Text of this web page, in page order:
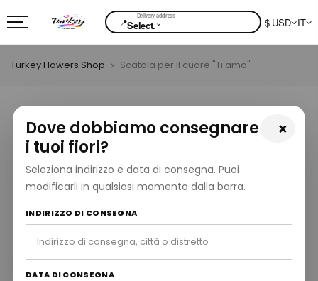
📍Select.⌄ $ USD IT
×
Dove dobbiamo consegnare
i tuoi fiori?
Seleziona indirizzo e data di consegna. Puoi
modificarli in qualsiasi momento dalla barra.
INDIRIZZO DI CONSEGNA
DATA DI CONSEGNA
Turkey Flowers Shop Scatola per il cuore "Ti amo"